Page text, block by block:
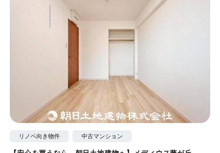
リノベ向き物件 中古マンション